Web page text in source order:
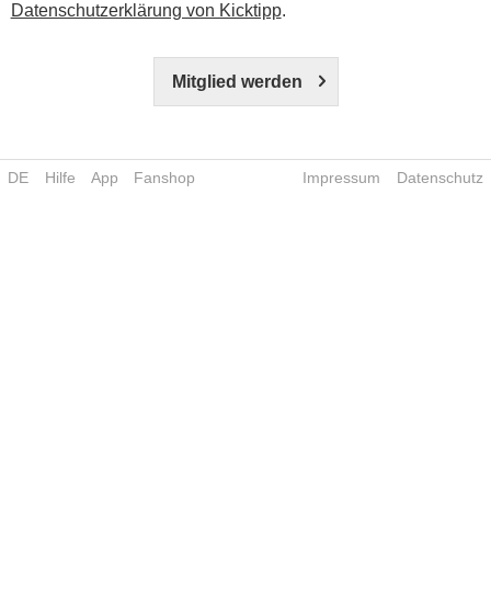
Datenschutzerklärung von Kicktipp.
Mitglied werden
DE Hilfe App Fanshop Impressum Datenschutz